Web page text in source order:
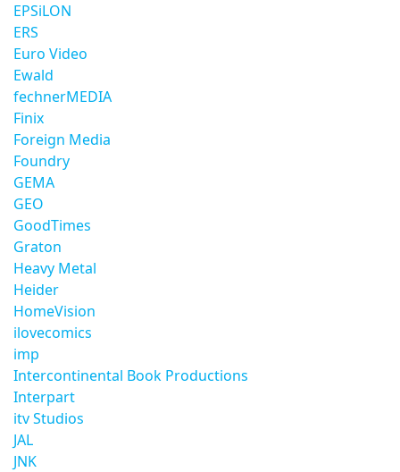
EPSiLON
ERS
Euro Video
Ewald
fechnerMEDIA
Finix
Foreign Media
Foundry
GEMA
GEO
GoodTimes
Graton
Heavy Metal
Heider
HomeVision
ilovecomics
imp
Intercontinental Book Productions
Interpart
itv Studios
JAL
JNK